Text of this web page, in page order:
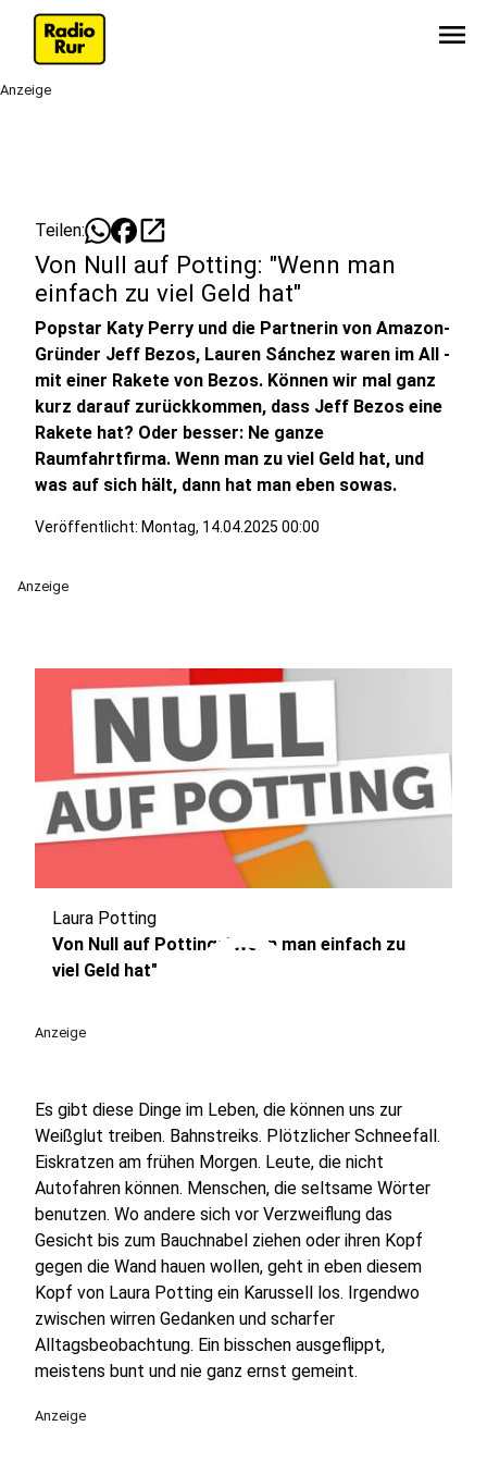
menu
Anzeige
Teilen: open_in_new
Von Null auf Potting: "Wenn man
einfach zu viel Geld hat"
Popstar Katy Perry und die Partnerin von Amazon-
Gründer Jeff Bezos, Lauren Sánchez waren im All -
mit einer Rakete von Bezos. Können wir mal ganz
kurz darauf zurückkommen, dass Jeff Bezos eine
Rakete hat? Oder besser: Ne ganze
Raumfahrtfirma. Wenn man zu viel Geld hat, und
was auf sich hält, dann hat man eben sowas.
Veröffentlicht: Montag, 14.04.2025 00:00
Anzeige
play_circle
Laura Potting
Von Null auf Potting: "Wenn man einfach zu
viel Geld hat"
Anzeige
Es gibt diese Dinge im Leben, die können uns zur
Weißglut treiben. Bahnstreiks. Plötzlicher Schneefall.
Eiskratzen am frühen Morgen. Leute, die nicht
Autofahren können. Menschen, die seltsame Wörter
benutzen. Wo andere sich vor Verzweiflung das
Gesicht bis zum Bauchnabel ziehen oder ihren Kopf
gegen die Wand hauen wollen, geht in eben diesem
Kopf von Laura Potting ein Karussell los. Irgendwo
zwischen wirren Gedanken und scharfer
Alltagsbeobachtung. Ein bisschen ausgeflippt,
meistens bunt und nie ganz ernst gemeint.
Anzeige